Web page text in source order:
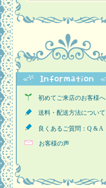
初めてご来店のお客様へ
送料・配送方法について
良くあるご質問：Q & A
お客様の声